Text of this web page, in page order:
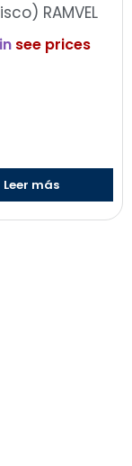
RAMVEL
see prices
Leer más